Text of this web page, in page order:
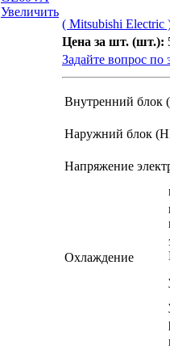
Увеличить
( Mitsubishi Electric
Цена за шт. (шт.):
Задайте вопрос по
Внутренний блок
Наружний блок
Напряжение
Охлаждение